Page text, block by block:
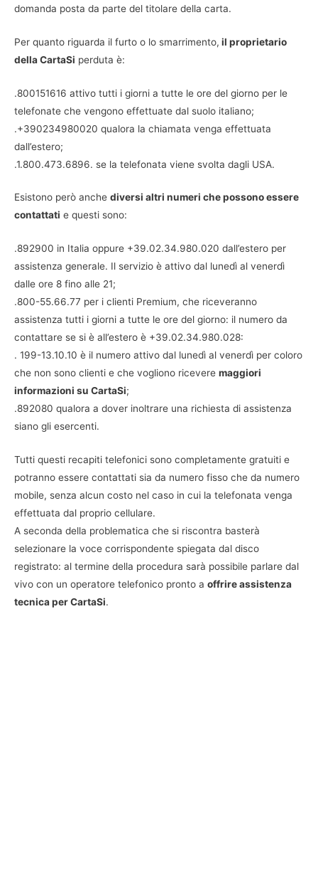
domanda posta da parte del titolare della carta.
Per quanto riguarda il furto o lo smarrimento, il proprietario
della CartaSi perduta è:
.800151616 attivo tutti i giorni a tutte le ore del giorno per le
telefonate che vengono effettuate dal suolo italiano;
.+390234980020 qualora la chiamata venga effettuata
dall’estero;
.1.800.473.6896. se la telefonata viene svolta dagli USA.
Esistono però anche diversi altri numeri che possono essere
contattati e questi sono:
.892900 in Italia oppure +39.02.34.980.020 dall’estero per
assistenza generale. Il servizio è attivo dal lunedì al venerdì
dalle ore 8 fino alle 21;
.800-55.66.77 per i clienti Premium, che riceveranno
assistenza tutti i giorni a tutte le ore del giorno: il numero da
contattare se si è all’estero è +39.02.34.980.028:
. 199-13.10.10 è il numero attivo dal lunedì al venerdì per coloro
che non sono clienti e che vogliono ricevere maggiori
informazioni su CartaSi;
.892080 qualora a dover inoltrare una richiesta di assistenza
siano gli esercenti.
Tutti questi recapiti telefonici sono completamente gratuiti e
potranno essere contattati sia da numero fisso che da numero
mobile, senza alcun costo nel caso in cui la telefonata venga
effettuata dal proprio cellulare.
A seconda della problematica che si riscontra basterà
selezionare la voce corrispondente spiegata dal disco
registrato: al termine della procedura sarà possibile parlare dal
vivo con un operatore telefonico pronto a offrire assistenza
tecnica per CartaSi.